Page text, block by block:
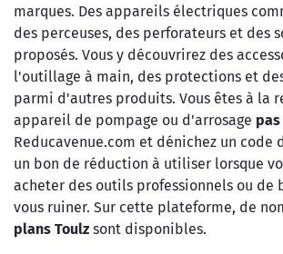
marques. Des appareils électriques
des perceuses, des perforateurs et des
proposés. Vous y découvrirez des
l'outillage à main, des protections et
parmi d'autres produits. Vous êtes à la
appareil de pompage ou d'arrosage
Reducavenue.com et dénichez un code
un bon de réduction à utiliser lorsque
acheter des outils professionnels ou de
vous ruiner. Sur cette plateforme, de
plans Toulz sont disponibles.